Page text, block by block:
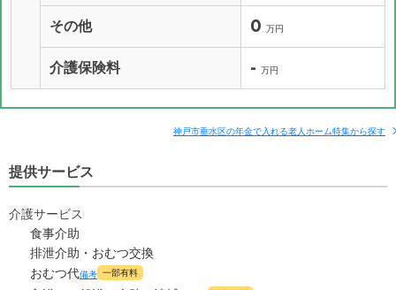
その他 0 万円
介護保険料 - 万円
神戸市垂水区の年金で入れる老人ホーム特集から探す
提供サービス
介護サービス
食事介助
排泄介助・おむつ交換
おむつ代備考 一部有料